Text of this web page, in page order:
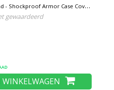
- Shockproof Armor Case Cover
gewaardeerd